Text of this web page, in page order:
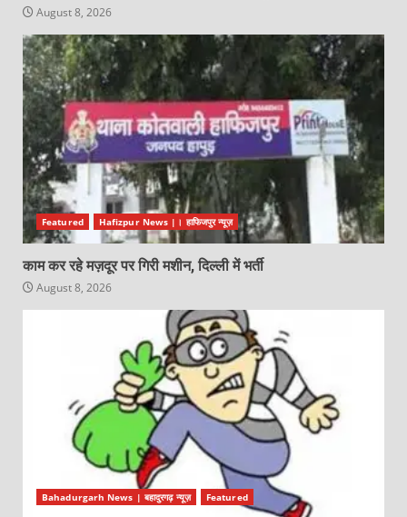
August 8, 2026
Featured Hafizpur News |। हाफिजपुर न्यूज़
काम कर रहे मज़दूर पर गिरी मशीन, दिल्ली में भर्ती
August 8, 2026
Bahadurgarh News | बहादुरगढ़ न्यूज़ Featured